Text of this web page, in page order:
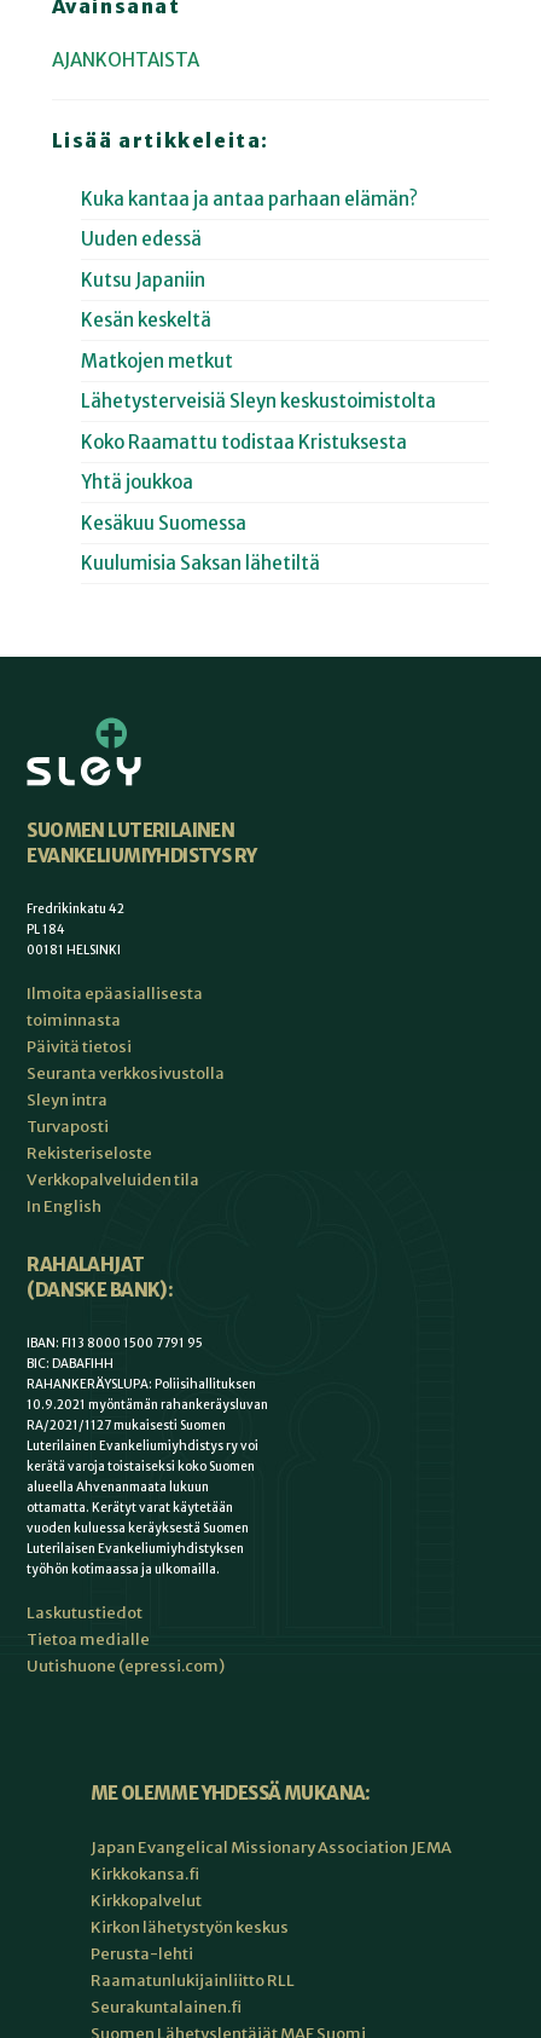
Avainsanat
AJANKOHTAISTA
Lisää artikkeleita:
Kuka kantaa ja antaa parhaan elämän?
Uuden edessä
Kutsu Japaniin
Kesän keskeltä
Matkojen metkut
Lähetysterveisiä Sleyn keskustoimistolta
Koko Raamattu todistaa Kristuksesta
Yhtä joukkoa
Kesäkuu Suomessa
Kuulumisia Saksan lähetiltä
SUOMEN LUTERILAINEN
EVANKELIUMIYHDISTYS RY
Fredrikinkatu 42
PL 184
00181 HELSINKI
Ilmoita epäasiallisesta
toiminnasta
Päivitä tietosi
Seuranta verkkosivustolla
Sleyn intra
Turvaposti
Rekisteriseloste
Verkkopalveluiden tila
In English
RAHALAHJAT
(DANSKE BANK):
IBAN: FI13 8000 1500 7791 95
BIC: DABAFIHH
RAHANKERÄYSLUPA: Poliisihallituksen
10.9.2021 myöntämän rahankeräysluvan
RA/2021/1127 mukaisesti Suomen
Luterilainen Evankeliumiyhdistys ry voi
kerätä varoja toistaiseksi koko Suomen
alueella Ahvenanmaata lukuun
ottamatta. Kerätyt varat käytetään
vuoden kuluessa keräyksestä Suomen
Luterilaisen Evankeliumiyhdistyksen
työhön kotimaassa ja ulkomailla.
Laskutustiedot
Tietoa medialle
Uutishuone (epressi.com)
ME OLEMME YHDESSÄ MUKANA:
Japan Evangelical Missionary Association JEMA
Kirkkokansa.fi
Kirkkopalvelut
Kirkon lähetystyön keskus
Perusta-lehti
Raamatunlukijainliitto RLL
Seurakuntalainen.fi